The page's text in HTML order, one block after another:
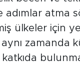
adımlar atma
ülkeler için
zamanda